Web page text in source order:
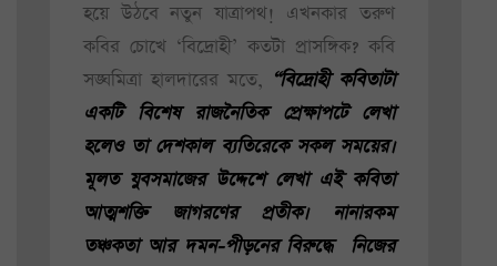
হয়ে উঠবে নতুন যাত্রাপথ! এখনকার তরুণ
কবির চোখে ‘বিদ্রোহী’ কতটা প্রাসঙ্গিক? কবি
সঙ্ঘমিত্রা হালদারের মতে, “বিদ্রোহী কবিতাটা
একটি বিশেষ রাজনৈতিক প্রেক্ষাপটে লেখা
হলেও তা দেশকাল ব্যতিরেকে সকল সময়ের।
মূলত যুবসমাজের উদ্দেশে লেখা এই কবিতা
আত্মশক্তি জাগরণের প্রতীক। নানারকম
তঞ্চকতা আর দমন-পীড়নের বিরুদ্ধে নিজের